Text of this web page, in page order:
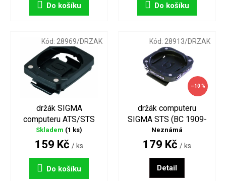
Do košíku Do košíku
držák SIGMA
computeru ATS/STS
TopLine 2016
Skladem (1 ks)
159 Kč / ks
Do košíku
Kód: 28969/DRZAK
–10 %
držák computeru
SIGMA STS (BC 1909-
2209)
Neznámá
179 Kč / ks
Detail
Kód: 28913/DRZAK